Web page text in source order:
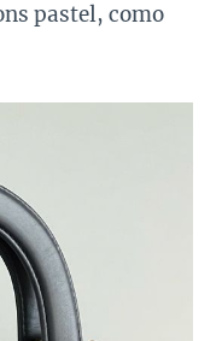
pastel, como